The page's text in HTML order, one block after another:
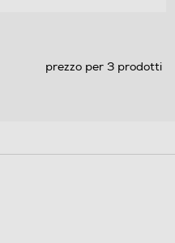
prezzo per 3 prodotti